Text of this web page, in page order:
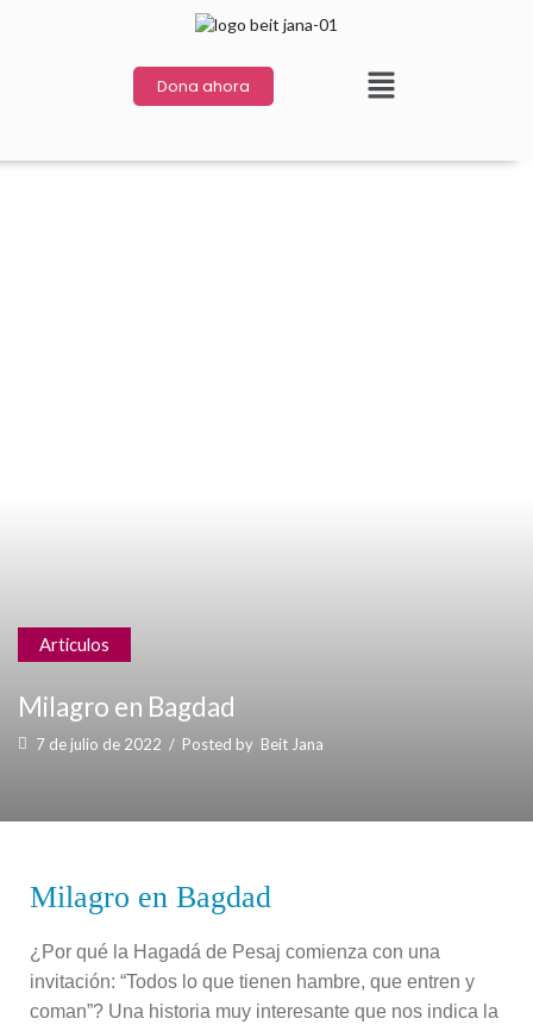
Dona ahora
Articulos
Milagro en Bagdad
7 de julio de 2022 / Posted by Beit Jana
Milagro en Bagdad
¿Por qué la Hagadá de Pesaj comienza con una
invitación: “Todos lo que tienen hambre, que entren y
coman”? Una historia muy interesante que nos indica la